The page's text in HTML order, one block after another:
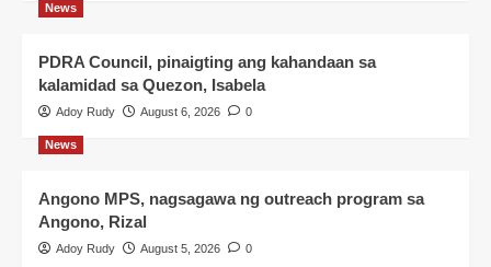
News
PDRA Council, pinaigting ang kahandaan sa
kalamidad sa Quezon, Isabela
Adoy Rudy August 6, 2026 0
News
Angono MPS, nagsagawa ng outreach program sa
Angono, Rizal
Adoy Rudy August 5, 2026 0